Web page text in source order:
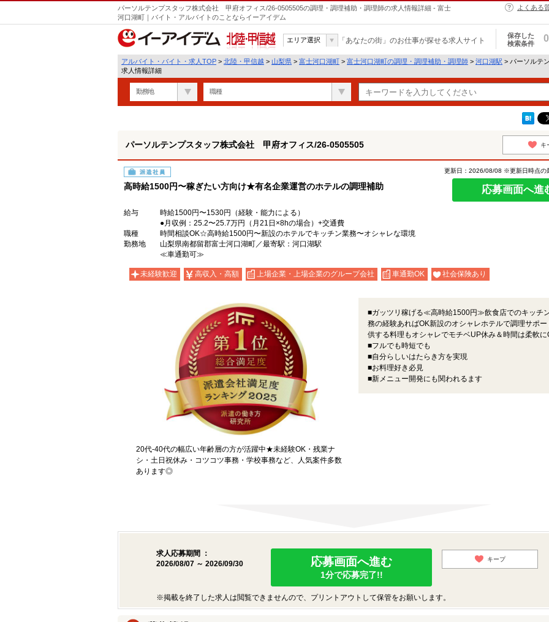
パーソルテンプスタッフ株式会社 甲府オフィス/26-0505505の調理・調理補助・調理師の求人情報詳細 - 富士
河口湖町｜バイト・アルバイトのことならイーアイデム
よくある
北陸・甲信越
エリア選択 「あなたの街」のお仕事が探せる求人サイト
保存した
検索条件
0
アルバイト・バイト・求人TOP > 北陸・甲信越 > 山梨県 > 富士河口湖町 > 富士河口湖町の調理・調理補助・調理師 > 河口湖駅 > パーソルテ
求人情報詳細
勤務地 職種
パーソルテンプスタッフ株式会社 甲府オフィス/26-0505505 キ
派遣社員
高時給1500円〜稼ぎたい方向け★有名企業運営のホテルの調理補助
更新日：2026/08/08 ※更新日時点の
応募画面へ進
給与
時給1500円〜1530円（経験・能力による）
●月収例：25.2〜25.7万円（月21日×8hの場合）+交通費
職種
時間相談OK☆高時給1500円〜新設のホテルでキッチン業務〜オシャレな環境
勤務地
山梨県南都留郡富士河口湖町／最寄駅：河口湖駅
≪車通勤可≫
未経験歓迎 高収入・高額 上場企業・上場企業のグループ会社 車通勤OK 社会保険あり
20代-40代の幅広い年齢層の方が活躍中★未経験OK・残業ナ
シ・土日祝休み・コツコツ事務・学校事務など、人気案件多数
あります◎
■ガッツリ稼げる≪高時給1500円≫飲食店でのキッチ
務の経験あればOK新設のオシャレホテルで調理サポー
供する料理もオシャレでモチベUP休み＆時間は柔軟に
■フルでも時短でも
■自分らしいはたらき方を実現
■お料理好き必見
■新メニュー開発にも関われるます
求人応募期間 ：
2026/08/07 ～ 2026/09/30
応募画面へ進む
1分で応募完了!!
キープ
※掲載を終了した求人は閲覧できませんので、プリントアウトして保管をお願いします。